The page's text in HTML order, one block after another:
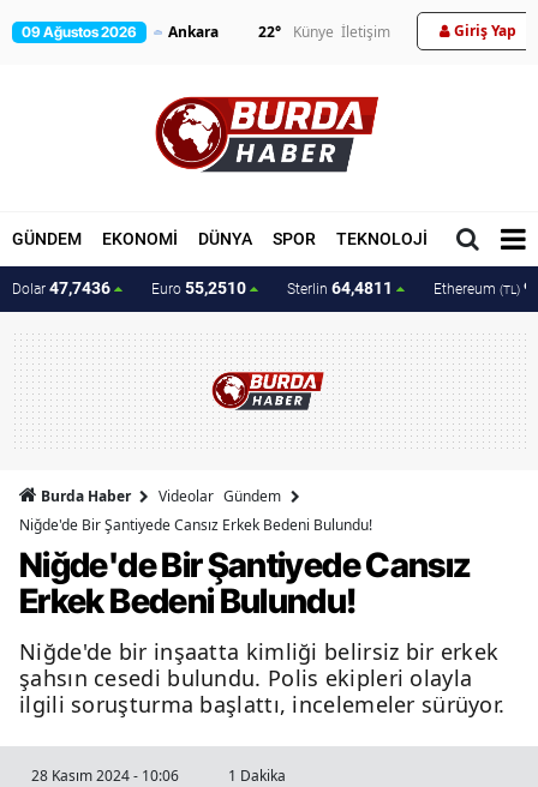
09 Ağustos 2026 22° Künye İletişim Giriş Yap
GÜNDEM EKONOMİ DÜNYA SPOR TEKNOLOJİ MAGAZİN
Dolar 47,7436 Euro 55,2510 Sterlin 64,4811 Ethereum (TL)
Burda Haber Videolar Gündem
Niğde'de Bir Şantiyede Cansız Erkek Bedeni Bulundu!
Niğde'de Bir Şantiyede Cansız
Erkek Bedeni Bulundu!
Niğde'de bir inşaatta kimliği belirsiz bir erkek
şahsın cesedi bulundu. Polis ekipleri olayla
ilgili soruşturma başlattı, incelemeler sürüyor.
28 Kasım 2024 - 10:06
1 Dakika